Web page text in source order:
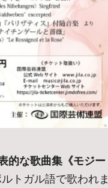
的な歌曲集《モジー
トガル語で歌われま